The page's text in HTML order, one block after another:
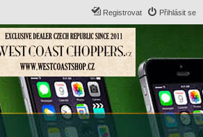
Přihlásit se
Registrovat